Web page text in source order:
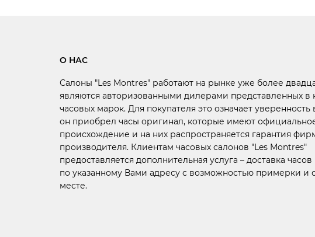
О НАС
Салоны "Les Montres" работают на рынке уже более
являются авторизованными дилерами представленных в
часовых марок. Для покупателя это означает уверенность
он приобрел часы оригинал, которые имеют
происхождение и на них распространяется гарантия
производителя. Клиентам часовых салонов "Les Montres"
предоставляется дополнительная услуга – доставка часов
по указанному Вами адресу с возможностью примерки и
месте.